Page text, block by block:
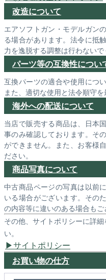
改造について
エアソフトガン・モデルガン
る場合があります。法令に抵
力を逸脱する調整は行わないで
パーツ等の互換性につい
互換パーツの適合や使用につ
また、適切な使用と法令順守を
海外への配送について
当店で販売する商品は、日本
事のみ確認しております。そ
ができません。また、お客様
ださい。
商品写真について
中古商品ページの写真は以前
いる場合がございます。その
の内容等に違いのある場合もご
その他、サイトポリシーに詳
い。
サイトポリシー
お買い物の仕方